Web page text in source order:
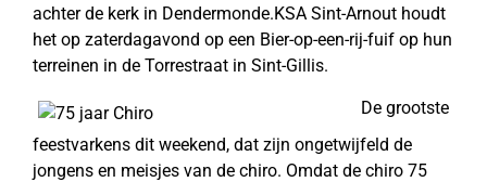
achter de kerk in Dendermonde.KSA Sint-Arnout houdt
het op zaterdagavond op een Bier-op-een-rij-fuif op hun
terreinen in de Torrestraat in Sint-Gillis.
De grootste
feestvarkens dit weekend, dat zijn ongetwijfeld de
jongens en meisjes van de chiro. Omdat de chiro 75